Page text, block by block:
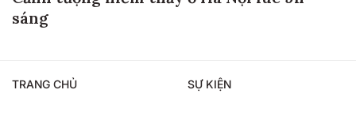
sáng
TRANG CHỦ SỰ KIỆN